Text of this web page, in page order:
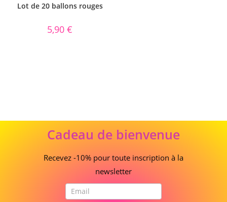
Lot de 20 ballons rouges
5,90€
deCadeau de bienvenue
Recevez -10% pour toute inscription à la
newsletter